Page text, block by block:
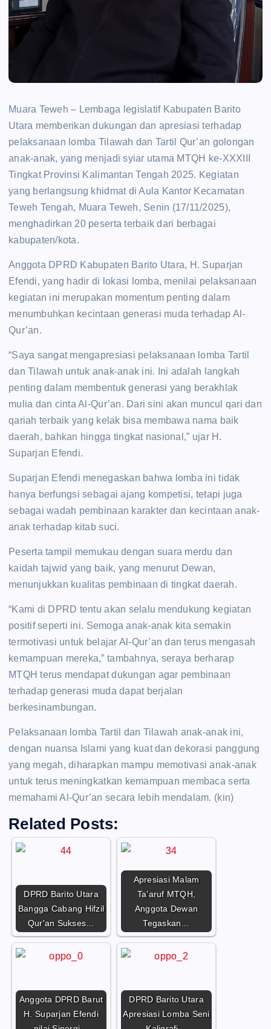
Muara Teweh – Lembaga legislatif Kabupaten Barito
Utara memberikan dukungan dan apresiasi terhadap
pelaksanaan lomba Tilawah dan Tartil Qur’an golongan
anak-anak, yang menjadi syiar utama MTQH ke-XXXIII
Tingkat Provinsi Kalimantan Tengah 2025. Kegiatan
yang berlangsung khidmat di Aula Kantor Kecamatan
Teweh Tengah, Muara Teweh, Senin (17/11/2025),
menghadirkan 20 peserta terbaik dari berbagai
kabupaten/kota.
Anggota DPRD Kabupaten Barito Utara, H. Suparjan
Efendi, yang hadir di lokasi lomba, menilai pelaksanaan
kegiatan ini merupakan momentum penting dalam
menumbuhkan kecintaan generasi muda terhadap Al-
Qur’an.
“Saya sangat mengapresiasi pelaksanaan lomba Tartil
dan Tilawah untuk anak-anak ini. Ini adalah langkah
penting dalam membentuk generasi yang berakhlak
mulia dan cinta Al-Qur’an. Dari sini akan muncul qari dan
qariah terbaik yang kelak bisa membawa nama baik
daerah, bahkan hingga tingkat nasional,” ujar H.
Suparjan Efendi.
Suparjan Efendi menegaskan bahwa lomba ini tidak
hanya berfungsi sebagai ajang kompetisi, tetapi juga
sebagai wadah pembinaan karakter dan kecintaan anak-
anak terhadap kitab suci.
Peserta tampil memukau dengan suara merdu dan
kaidah tajwid yang baik, yang menurut Dewan,
menunjukkan kualitas pembinaan di tingkat daerah.
“Kami di DPRD tentu akan selalu mendukung kegiatan
positif seperti ini. Semoga anak-anak kita semakin
termotivasi untuk belajar Al-Qur’an dan terus mengasah
kemampuan mereka,” tambahnya, seraya berharap
MTQH terus mendapat dukungan agar pembinaan
terhadap generasi muda dapat berjalan
berkesinambungan.
Pelaksanaan lomba Tartil dan Tilawah anak-anak ini,
dengan nuansa Islami yang kuat dan dekorasi panggung
yang megah, diharapkan mampu memotivasi anak-anak
untuk terus meningkatkan kemampuan membaca serta
memahami Al-Qur’an secara lebih mendalam. (kin)
Related Posts:
DPRD Barito Utara
Bangga Cabang Hifzil
Qur'an Sukses…
Apresiasi Malam
Ta’aruf MTQH,
Anggota Dewan
Tegaskan…
Anggota DPRD Barut
H. Suparjan Efendi
DPRD Barito Utara
Apresiasi Lomba Seni